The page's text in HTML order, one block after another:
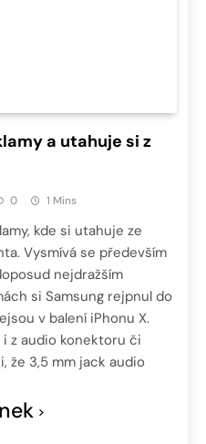
a utahuje si z
0 1 Mins
kde si utahuje ze
Vysmívá se především
nejdražším
si Samsung rejpnul do
v balení iPhonu X.
z audio konektoru či
že 3,5 mm jack audio